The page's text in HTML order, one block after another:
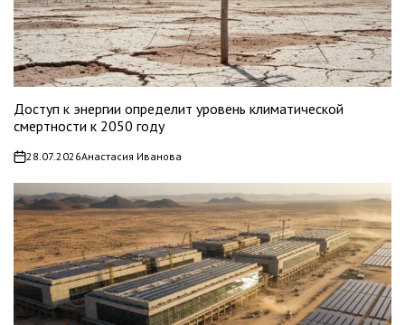
Доступ к энергии определит уровень климатической
смертности к 2050 году
on28.07.2026Анастасия Иванова